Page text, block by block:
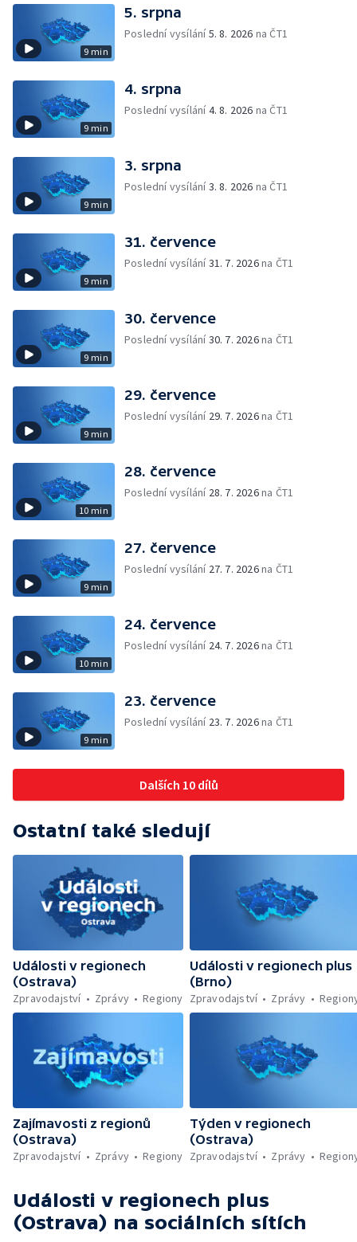
9 min
5. srpna
Poslední vysílání5. 8. 2026 na ČT1
9 min
4. srpna
Poslední vysílání4. 8. 2026 na ČT1
9 min
3. srpna
Poslední vysílání3. 8. 2026 na ČT1
9 min
31. července
Poslední vysílání31. 7. 2026na ČT1
9 min
30. července
Poslední vysílání30. 7. 2026na ČT1
9 min
29. července
Poslední vysílání 29. 7. 2026na ČT1
10 min
28. července
Poslední vysílání 28. 7. 2026na ČT1
9 min
27. července
Poslední vysílání 27. 7. 2026na ČT1
10 min
24. července
Poslední vysílání 24. 7. 2026na ČT1
9 min
23. července
Poslední vysílání 23. 7. 2026na ČT1
Dalších 10 dílů
Ostatní také sledují
Události v regionech
(Ostrava)
Zpravodajství
Zprávy Regiony
Události v regionech plus
(Brno)
Zpravodajství
Zprávy
Zajímavosti z regionů
(Ostrava)
Zpravodajství
Zprávy Regiony
Týden v regionech
(Ostrava)
Zpravodajství
Zprávy
Události v regionech plus
(Ostrava) na sociálních sítích